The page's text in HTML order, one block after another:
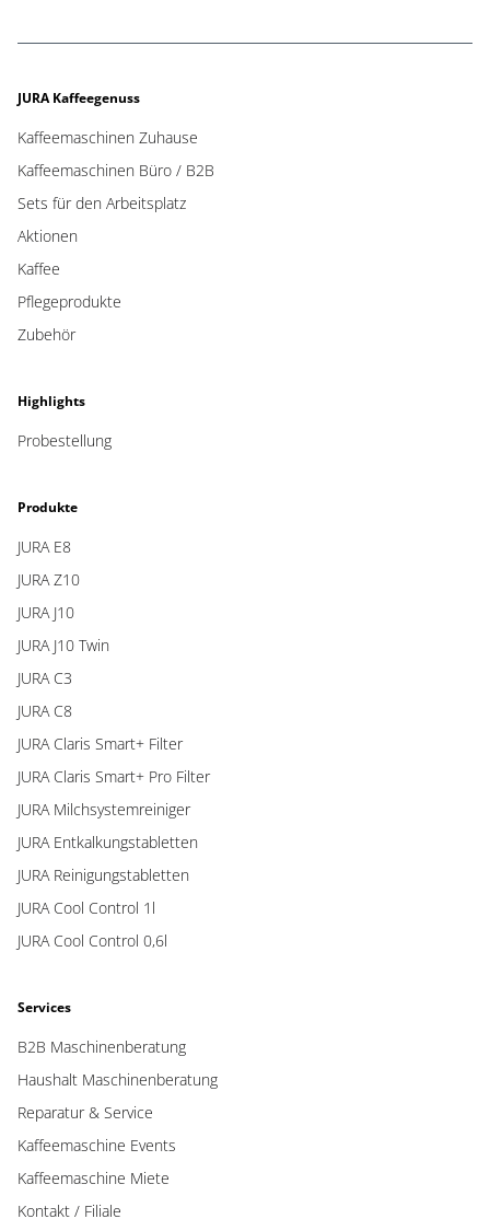
JURA Kaffeegenuss
Kaffeemaschinen Zuhause
Kaffeemaschinen Büro / B2B
Sets für den Arbeitsplatz
Aktionen
Kaffee
Pflegeprodukte
Zubehör
Highlights
Probestellung
Produkte
JURA E8
JURA Z10
JURA J10
JURA J10 Twin
JURA C3
JURA C8
JURA Claris Smart+ Filter
JURA Claris Smart+ Pro Filter
JURA Milchsystemreiniger
JURA Entkalkungstabletten
JURA Reinigungstabletten
JURA Cool Control 1l
JURA Cool Control 0,6l
Services
B2B Maschinenberatung
Haushalt Maschinenberatung
Reparatur & Service
Kaffeemaschine Events
Kaffeemaschine Miete
Kontakt / Filiale